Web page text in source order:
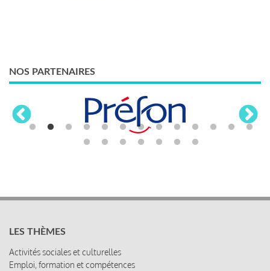
NOS PARTENAIRES
LES THÈMES
Activités sociales et culturelles
Emploi, formation et compétences